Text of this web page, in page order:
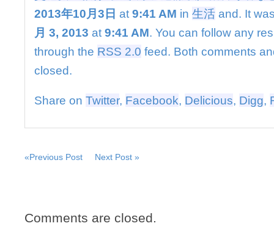
／
観
寺
は
2013年10月3日 at 9:41 AM in 生活 and. It
月 3, 2013 at 9:41 AM. You can follow any
through the RSS 2.0 feed. Both comments
closed.
Share on Twitter, Facebook, Delicious, Digg,
«Previous Post Next Post »
Comments are closed.